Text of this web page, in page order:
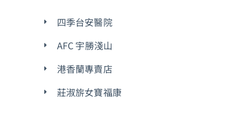
四季台安醫院
AFC 宇勝淺山
港香蘭專賣店
莊淑旂女寶福康